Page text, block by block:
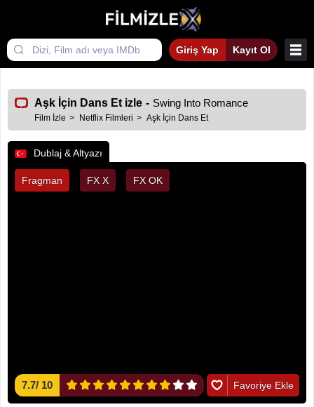
Giriş Yap Kayıt Ol
Aşk İçin Dans Et izle - Swing Into Romance
Film İzle Netflix Filmleri Aşk İçin Dans Et
Dublaj & Altyazı
Fragman FX X FX OK
7.7/ 10 Favoriye Ekle